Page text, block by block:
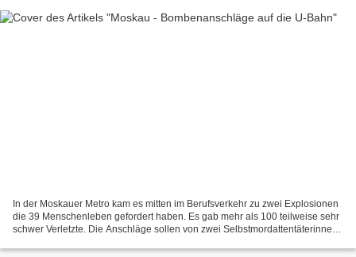
In der Moskauer Metro kam es mitten im Berufsverkehr zu zwei Explosionen
die 39 Menschenleben gefordert haben. Es gab mehr als 100 teilweise sehr
schwer Verletzte. Die Anschläge sollen von zwei Selbstmordattentäterinnen